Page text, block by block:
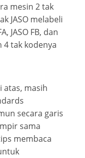
mesin 2 tak
JASO melabeli
JASO FB, dan
4 tak kodenya
atas, masih
secara garis
sama
membaca